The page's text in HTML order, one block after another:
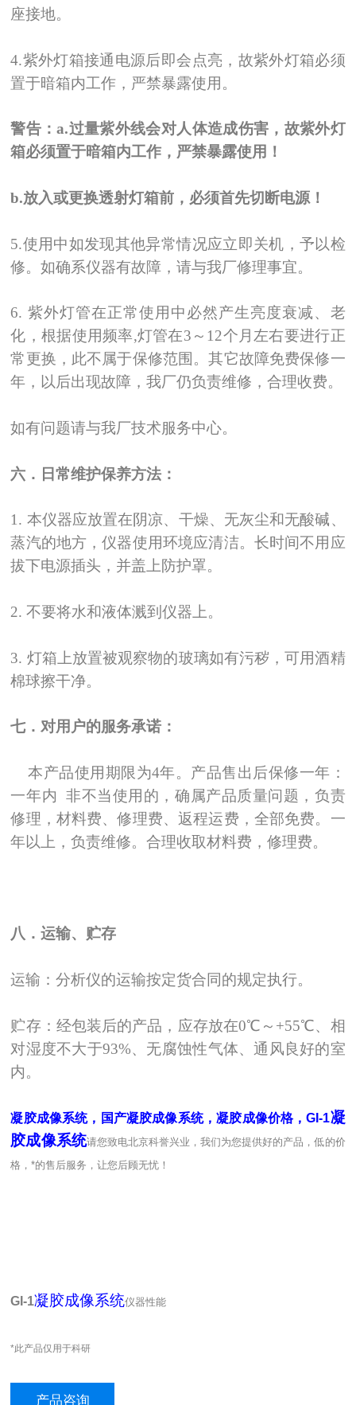
座接地。
4.紫外灯箱接通电源后即会点亮，故紫外灯箱必须
置于暗箱内工作，严禁暴露使用。
警告：a.过量紫外线会对人体造成伤害，故紫外灯
箱必须置于暗箱内工作，严禁暴露使用！
b.放入或更换透射灯箱前，必须首先切断电源！
5.使用中如发现其他异常情况应立即关机，予以检
修。如确系仪器有故障，请与我厂修理事宜。
6. 紫外灯管在正常使用中必然产生亮度衰减、老
化，根据使用频率,灯管在3 ～ 12个月左右要进行正
常更换，此不属于保修范围。其它故障免费保修一
年，以后出现故障，我厂仍负责维修，合理收费。
如有问题请与我厂技术服务中心。
六．日常维护保养方法：
1. 本仪器应放置在阴凉、干燥、无灰尘和无酸碱、
蒸汽的地方，仪器使用环境应清洁。长时间不用应
拔下电源插头，并盖上防护罩。
2.不要将水和液体溅到仪器上。
3. 灯箱上放置被观察物的玻璃如有污秽，可用酒精
棉球擦干净。
七．对用户的服务承诺：
本产品使用期限为4年。产品售出后保修一年：
一年内 非不当使用的，确属产品质量问题，负责
修理，材料费、修理费、返程运费，全部免费。一
年以上，负责维修。合理收取材料费，修理费。
八．运输、贮存
运输：分析仪的运输按定货合同的规定执行。
贮存：经包装后的产品，应存放在0℃ ～ +55℃、相
对湿度不大于93%、无腐蚀性气体、通风良好的室
内。
凝胶成像系统，国产凝胶成像系统，凝胶成像价格，GI-1凝
胶成像系统请您致电北京科誉兴业，我们为您提供好的产品，低的价
格，*的售后服务，让您后顾无忧！
GI-1凝胶成像系统仪器性能
*此产品仅用于科研
产品咨询